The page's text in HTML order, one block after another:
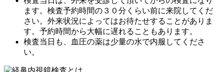
ます。検査予約時間の３０分くらい前に来院してくだ
さい。外来状況によってはお待たせすることがありま
す。予約時間から大幅に遅れることもあります。
検査当日も、血圧の薬は少量の水で内服してくださ
い。